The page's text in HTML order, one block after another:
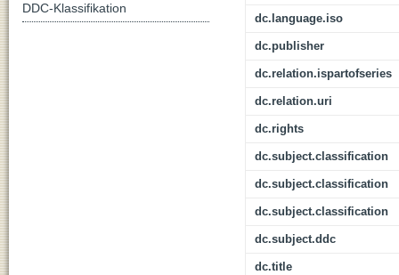
dc.language.iso
dc.publisher
dc.relation.ispartofseries
dc.relation.uri
dc.rights
dc.subject.classification
dc.subject.classification
dc.subject.classification
dc.subject.ddc
dc.title
DDC-Klassifikation